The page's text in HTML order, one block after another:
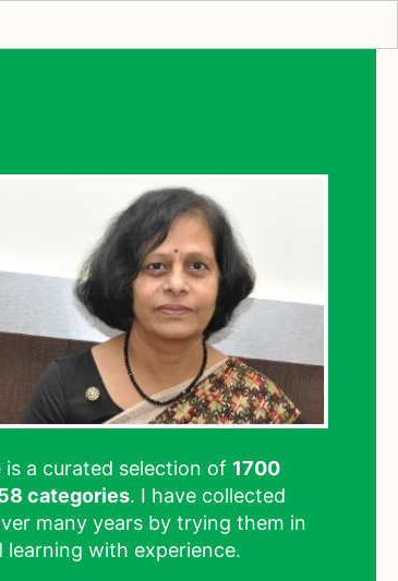
is a curated selection of 1700
categories. I have collected
many years by trying them in
learning with experience.